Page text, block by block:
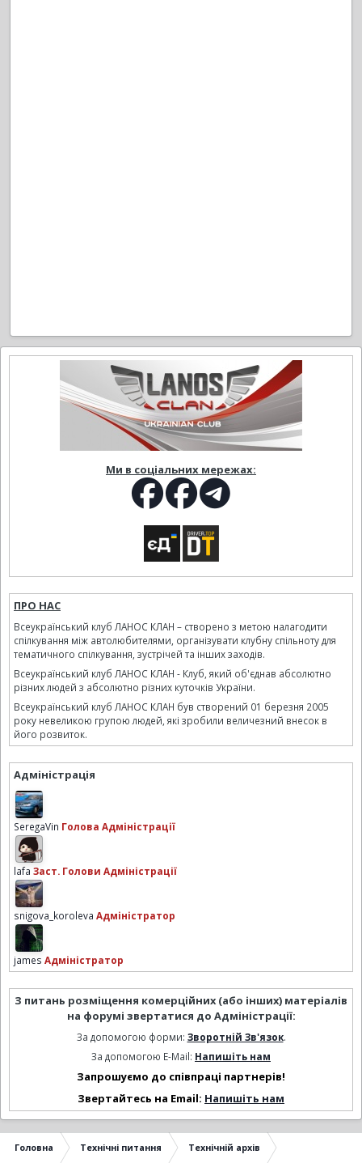
Ми в соціальних мережах:
ПРО НАС
Всеукраїнський клуб ЛАНОС КЛАН – створено з метою налагодити
спілкування між автолюбителями, організувати клубну спільноту для
тематичного спілкування, зустрічей та інших заходів.
Всеукраїнський клуб ЛАНОС КЛАН - Клуб, який об'єднав абсолютно
різних людей з абсолютно різних куточків України.
Всеукраїнський клуб ЛАНОС КЛАН був створений 01 березня 2005
року невеликою групою людей, які зробили величезний внесок в
його розвиток.
Адміністрація
SeregaVin Голова Адміністрації
lafa Заст. Голови Адміністрації
snigova_koroleva Адміністратор
james Адміністратор
З питань розміщення комерційних (або інших) матеріалів
на форумі звертатися до Адміністрації:
За допомогою форми: Зворотній Зв'язок.
За допомогою E-Mail: Напишіть нам
Запрошуємо до співпраці партнерів!
Звертайтесь на Email: Напишіть нам
Головна Технічні питання Технічній архів